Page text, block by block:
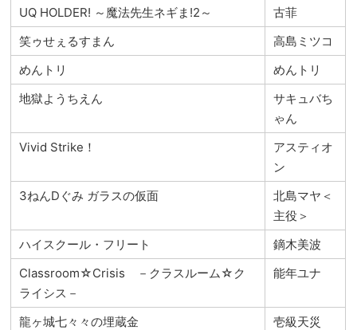
UQ HOLDER! ～魔法先生ネギま!2～
古菲
笑ゥせぇるすまん
高島ミツコ
めんトリ
めんトリ
地獄ようちえん
サキュバち
ゃん
Vivid Strike！
アスティオ
ン
3ねんDぐみ ガラスの仮面
北島マヤ＜
主役＞
ハイスクール・フリート
鏑木美波
Classroom☆Crisis －クラスルーム☆ク
ライシス－
能年ユナ
龍ヶ城七々々の埋蔵金
壱級天災